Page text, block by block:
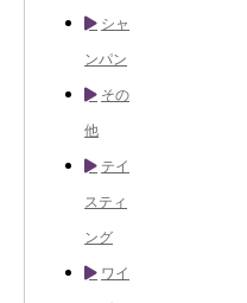
シャ
ンパン
その
他
テイ
スティ
ング
ワイ